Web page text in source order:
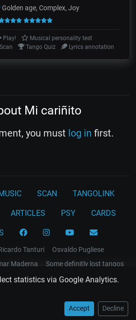
statistics via Google Analytics.
Accept Decline
Golden age, Complex, Joy
Play!
Musical personality test
Tango Quiz Lyrics annotation
Mi cariñito
you must log in first.
SCAN TANGOLINK
ARTICLES PSY CARDS
Tanturi
Osvaldo Pugliese
Maderna
Some definitly lost tangos
Carlos Di Sarli
EL RECODO TANGO